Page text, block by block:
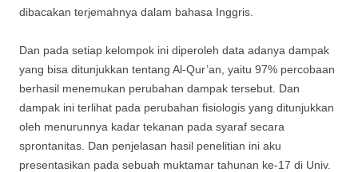
dibacakan terjemahnya dalam bahasa Inggris.
Dan pada setiap kelompok ini diperoleh data adanya dampak
yang bisa ditunjukkan tentang Al-Qur’an, yaitu 97% percobaan
berhasil menemukan perubahan dampak tersebut. Dan
dampak ini terlihat pada perubahan fisiologis yang ditunjukkan
oleh menurunnya kadar tekanan pada syaraf secara
sprontanitas. Dan penjelasan hasil penelitian ini aku
presentasikan pada sebuah muktamar tahunan ke-17 di Univ.